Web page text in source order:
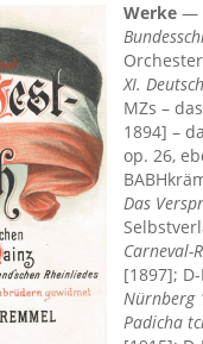
Werke —
XI.
MZs –
1894] –
op. 26,
Das
Carneval-
[1897];
Nürnberg
Padicha